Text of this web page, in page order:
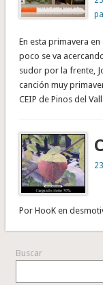
En esta primavera
poco se va
sudor por la frente,
canción muy
CEIP de Pinos del
Por HooK en
Buscar